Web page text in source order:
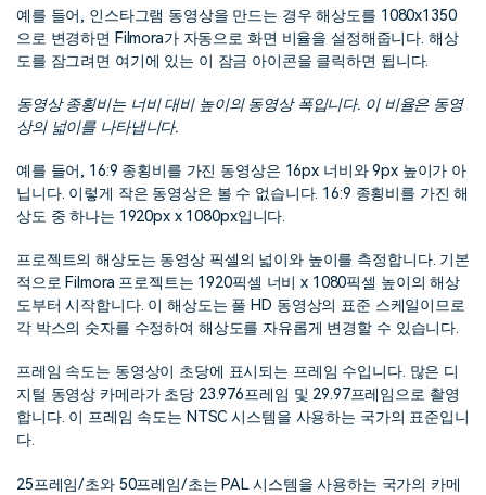
예를 들어, 인스타그램 동영상을 만드는 경우 해상도를 1080x1350
으로 변경하면 Filmora가 자동으로 화면 비율을 설정해줍니다. 해상
도를 잠그려면 여기에 있는 이 잠금 아이콘을 클릭하면 됩니다.
동영상 종횡비는 너비 대비 높이의 동영상 폭입니다. 이 비율은 동영
상의 넓이를 나타냅니다.
예를 들어, 16:9 종횡비를 가진 동영상은 16px 너비와 9px 높이가 아
닙니다. 이렇게 작은 동영상은 볼 수 없습니다. 16:9 종횡비를 가진 해
상도 중 하나는 1920px x 1080px입니다.
프로젝트의 해상도는 동영상 픽셀의 넓이와 높이를 측정합니다. 기본
적으로 Filmora 프로젝트는 1920픽셀 너비 x 1080픽셀 높이의 해상
도부터 시작합니다. 이 해상도는 풀 HD 동영상의 표준 스케일이므로
각 박스의 숫자를 수정하여 해상도를 자유롭게 변경할 수 있습니다.
프레임 속도는 동영상이 초당에 표시되는 프레임 수입니다. 많은 디
지털 동영상 카메라가 초당 23.976프레임 및 29.97프레임으로 촬영
합니다. 이 프레임 속도는 NTSC 시스템을 사용하는 국가의 표준입니
다.
25프레임/초와 50프레임/초는 PAL 시스템을 사용하는 국가의 카메